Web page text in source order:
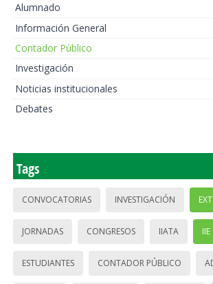
Alumnado
Información General
Contador Público
Investigación
Noticias institucionales
Debates
Tags
CONVOCATORIAS INVESTIGACIÓN
JORNADAS CONGRESOS IIATA IIE
ESTUDIANTES CONTADOR PÚBLICO